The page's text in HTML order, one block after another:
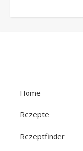
Home
Rezepte
Rezeptfinder